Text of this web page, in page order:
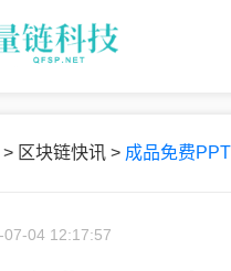
> 区块链快讯 > 成品免费
07-04 12:17:57